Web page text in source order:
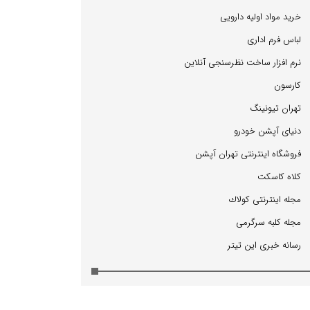
خرید مواد اولیه دارویی
لباس فرم اداری
نرم افزار ساخت نظرسنجی آنلاین
كارسون
تهران تیونینگ
دنیای آپشن خودرو
فروشگاه اینترنتی تهران آپشن
كلاه كاسكت
مجله اینترنتی كولاك
مجله كلبه سرگرمی
رسانه خبری این تیتر